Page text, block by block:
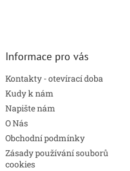
Informace pro vás
Kontakty - otevírací doba
Kudy k nám
Napište nám
O Nás
Obchodní podmínky
Zásady používání souborů
cookies